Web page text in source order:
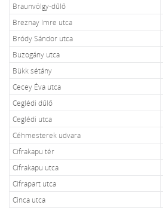
Braunvölgy-dűlő
Breznay Imre utca
Bródy Sándor utca
Buzogány utca
Bükk sétány
Cecey Éva utca
Ceglédi dűlő
Ceglédi utca
Céhmesterek udvara
Cifrakapu tér
Cifrakapu utca
Cifrapart utca
Cinca utca